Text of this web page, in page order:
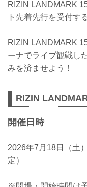
RIZIN LANDMARK
ト先着先行を受付す
RIZIN LANDMARK
ーナでライブ観戦し
みを済ませよう！
RIZIN
開催日時
2026年7月18日（土
定）